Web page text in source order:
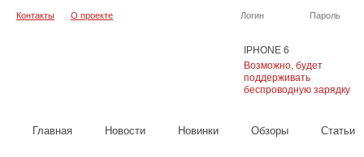
IPHONE 6
Возможно, будет
поддерживать
беспроводную зарядку
Логин Пароль
Контакты О проекте
Главная Новости Новинки Обзоры Cтатьи